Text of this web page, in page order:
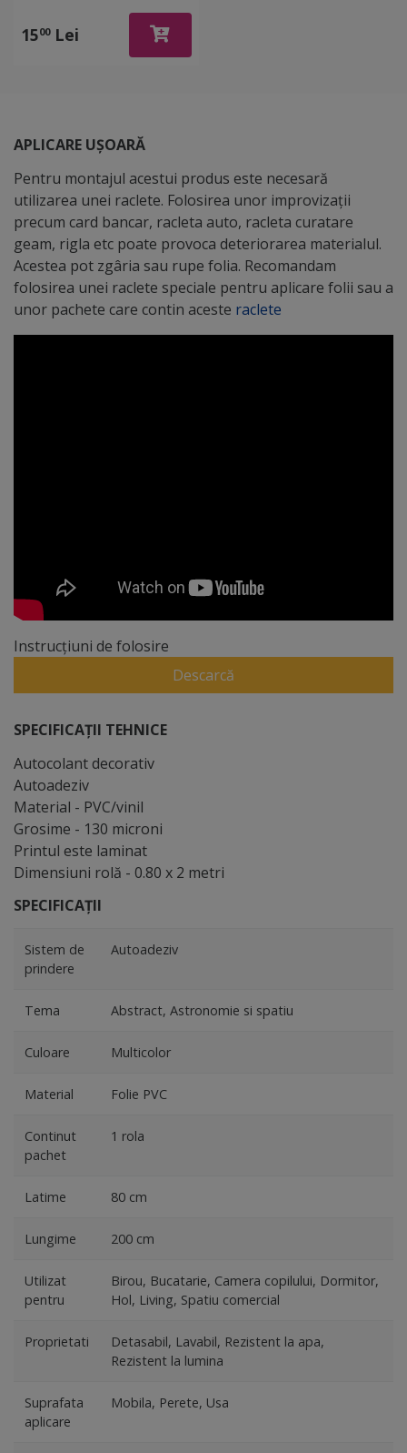
stickere, din plastic cu o
latură cu pâslă
1500Lei
APLICARE UȘOARĂ
Pentru montajul acestui produs este necesară
utilizarea unei raclete. Folosirea unor improvizații
precum card bancar, racleta auto, racleta curatare
geam, rigla etc poate provoca deteriorarea materialul.
Acestea pot zgâria sau rupe folia. Recomandam
folosirea unei raclete speciale pentru aplicare folii sau a
unor pachete care contin aceste raclete
Instrucțiuni de folosire
Descarcă
SPECIFICAȚII TEHNICE
Autocolant decorativ
Autoadeziv
Material - PVC/vinil
Grosime - 130 microni
Printul este laminat
Dimensiuni rolă - 0.80 x 2 metri
SPECIFICAȚII
Sistem de
prindere
Autoadeziv
Tema Abstract, Astronomie si spatiu
Culoare Multicolor
Material Folie PVC
Continut
pachet
1 rola
Latime 80 cm
Lungime 200 cm
Utilizat
pentru
Birou, Bucatarie, Camera copilului, Dormitor,
Hol, Living, Spatiu comercial
Proprietati
Detasabil, Lavabil, Rezistent la apa,
Rezistent la lumina
Suprafata
aplicare
Mobila, Perete, Usa